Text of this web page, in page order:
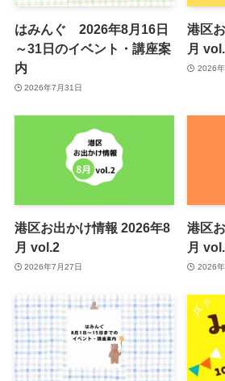
はみんぐ 2026年8月16日
～31日のイベント・講座案
内
2026年7月31日
港区
月
2026
港区お出かけ情報 2026年8
月 vol.2
2026年7月27日
港区
月
2026